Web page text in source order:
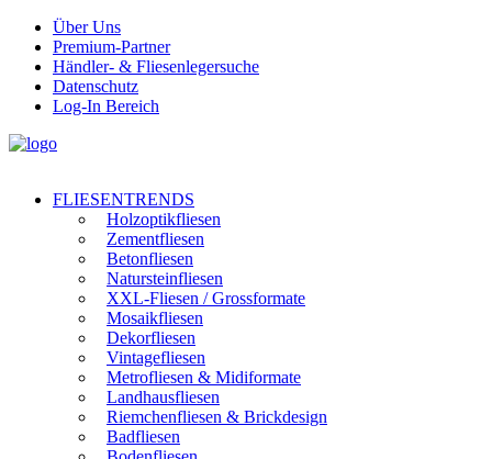
Über Uns
Premium-Partner
Händler- & Fliesenlegersuche
Datenschutz
Log-In Bereich
FLIESENTRENDS
Holzoptikfliesen
Zementfliesen
Betonfliesen
Natursteinfliesen
XXL-Fliesen / Grossformate
Mosaikfliesen
Dekorfliesen
Vintagefliesen
Metrofliesen & Midiformate
Landhausfliesen
Riemchenfliesen & Brickdesign
Badfliesen